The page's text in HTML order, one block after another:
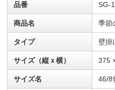
品番 SG-
商品名 季節
タイプ 壁掛
サイズ（縦ｘ横） 375
サイズ名 46/8